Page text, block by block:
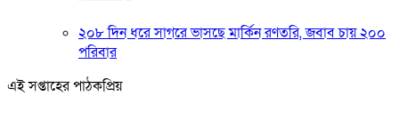
২০৮ দিন ধরে সাগরে ভাসছে মার্কিন রণতরি, জবাব চায় ২০০
পরিবার
এই সপ্তাহের পাঠকপ্রিয়